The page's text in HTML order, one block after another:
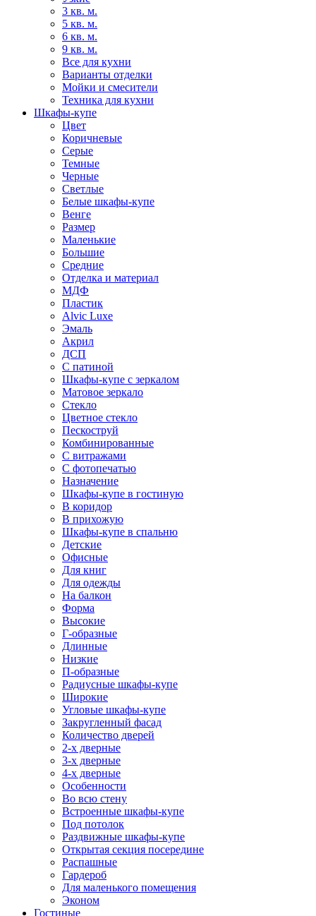
3 кв. м.
5 кв. м.
6 кв. м.
9 кв. м.
Все для кухни
Варианты отделки
Мойки и смесители
Техника для кухни
Шкафы-купе
Цвет
Коричневые
Серые
Темные
Черные
Светлые
Белые шкафы-купе
Венге
Размер
Маленькие
Большие
Средние
Отделка и материал
МДФ
Пластик
Alvic Luxe
Эмаль
Акрил
ДСП
С патиной
Шкафы-купе с зеркалом
Матовое зеркало
Стекло
Цветное стекло
Пескоструй
Комбинированные
С витражами
С фотопечатью
Назначение
Шкафы-купе в гостиную
В коридор
В прихожую
Шкафы-купе в спальню
Детские
Офисные
Для книг
Для одежды
На балкон
Форма
Высокие
Г-образные
Длинные
Низкие
П-образные
Радиусные шкафы-купе
Широкие
Угловые шкафы-купе
Закругленный фасад
Количество дверей
2-х дверные
3-х дверные
4-х дверные
Особенности
Во всю стену
Встроенные шкафы-купе
Под потолок
Раздвижные шкафы-купе
Открытая секция посередине
Распашные
Гардероб
Для маленького помещения
Эконом
Гостиные